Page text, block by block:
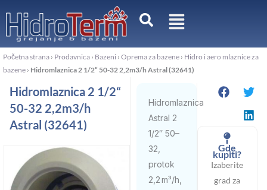
sadržaj
Početna strana › Prodavnica › Bazeni › Oprema za bazene › Hidro i aero mlaznice za
bazene › Hidromlaznica 2 1/2“ 50-32 2,2m3/h Astral (32641)
Hidromlaznica 2 1/2“
50-32 2,2m3/h
Astral (32641)
Hidromlaznica
Astral 2
1/2″ 50–
32,
protok
2,2 m³/h,
Gde
kupiti?
Izaberite
grad za